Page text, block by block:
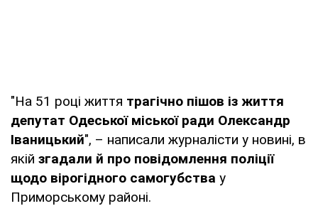
"На 51 році життя трагічно пішов із життя
депутат Одеської міської ради Олександр
Іваницький", – написали журналісти у новині, в
якій згадали й про повідомлення поліції
щодо вірогідного самогубства у
Приморському районі.